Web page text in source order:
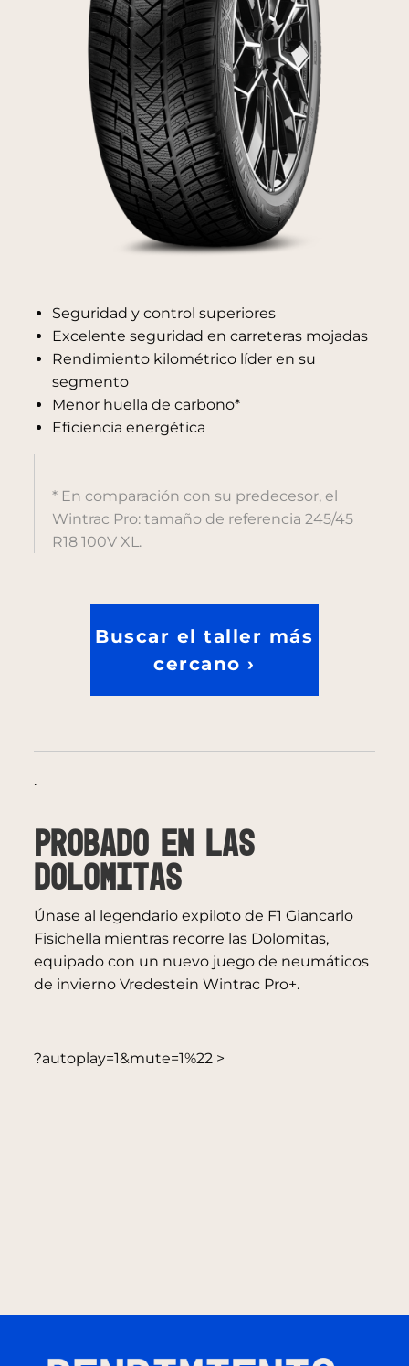
Seguridad y control superiores
Excelente seguridad en carreteras mojadas
Rendimiento kilométrico líder en su
segmento
Menor huella de carbono*
Eficiencia energética
* En comparación con su predecesor, el
Wintrac Pro: tamaño de referencia 245/45
R18 100V XL.
Buscar el taller más
cercano ›
.
Probado en las
Dolomitas
Únase al legendario expiloto de F1 Giancarlo
Fisichella mientras recorre las Dolomitas,
equipado con un nuevo juego de neumáticos
de invierno Vredestein Wintrac Pro+.
?autoplay=1&mute=1%22 >